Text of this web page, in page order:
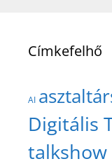
Címkefelhő
AI
Digitális